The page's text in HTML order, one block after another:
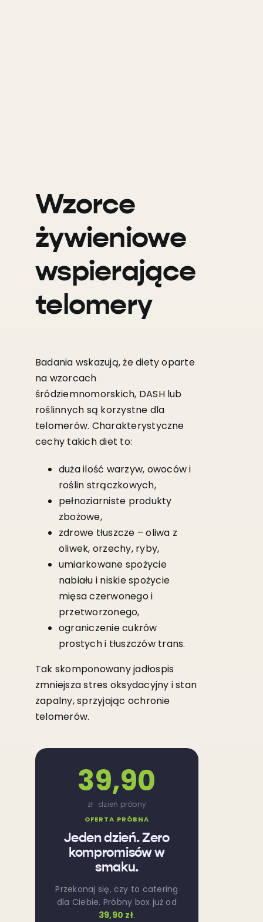
Wzorce
żywieniowe
wspierające
telomery
Badania wskazują, że diety oparte
na wzorcach
śródziemnomorskich, DASH lub
roślinnych są korzystne dla
telomerów. Charakterystyczne
cechy takich diet to:
duża ilość warzyw, owoców i
roślin strączkowych,
pełnoziarniste produkty
zbożowe,
zdrowe tłuszcze – oliwa z
oliwek, orzechy, ryby,
umiarkowane spożycie
nabiału i niskie spożycie
mięsa czerwonego i
przetworzonego,
ograniczenie cukrów
prostych i tłuszczów trans.
Tak skomponowany jadłospis
zmniejsza stres oksydacyjny i stan
zapalny, sprzyjając ochronie
telomerów.
OFERTA PRÓBNA
Jeden dzień. Zero
kompromisów w
smaku.
Przekonaj się, czy to catering
dla Ciebie. Próbny box już od
39,90 zł.
39,90
zł · dzień próbny